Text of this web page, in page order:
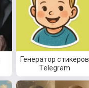
Генератор стикеров
Telegram